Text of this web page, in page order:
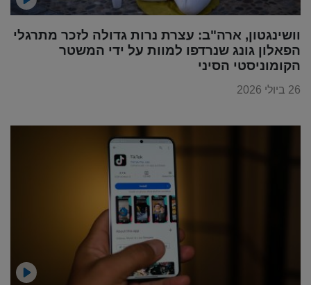
וושינגטון, ארה"ב: עצרת נרות גדולה לזכר מתרגלי
הפאלון גונג שנרדפו למוות על ידי המשטר
הקומוניסטי הסיני
26 ביולי 2026